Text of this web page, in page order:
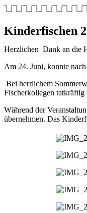
Kinderfischen
Herzlichen Dank an die
Am 24. Juni, konnte
Bei herrlichem
Fischerkollegen tatkräftig
Während der
übernehmen. Das